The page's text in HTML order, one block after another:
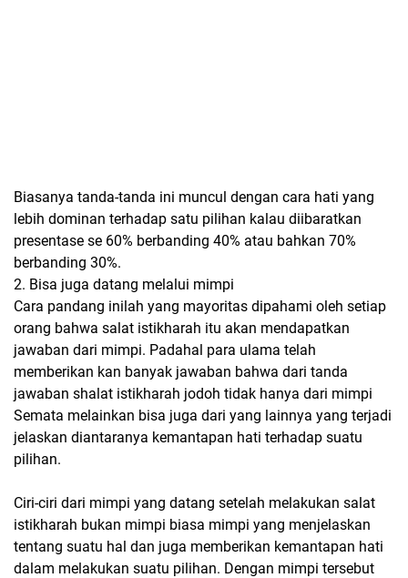
Biasanya tanda-tanda ini muncul dengan cara hati yang
lebih dominan terhadap satu pilihan kalau diibaratkan
presentase se 60% berbanding 40% atau bahkan 70%
berbanding 30%.
2. Bisa juga datang melalui mimpi
Cara pandang inilah yang mayoritas dipahami oleh setiap
orang bahwa salat istikharah itu akan mendapatkan
jawaban dari mimpi. Padahal para ulama telah
memberikan kan banyak jawaban bahwa dari tanda
jawaban shalat istikharah jodoh tidak hanya dari mimpi
Semata melainkan bisa juga dari yang lainnya yang terjadi
jelaskan diantaranya kemantapan hati terhadap suatu
pilihan.
Ciri-ciri dari mimpi yang datang setelah melakukan salat
istikharah bukan mimpi biasa mimpi yang menjelaskan
tentang suatu hal dan juga memberikan kemantapan hati
dalam melakukan suatu pilihan. Dengan mimpi tersebut